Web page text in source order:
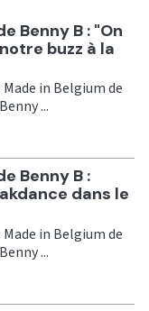
Benny B : "On
buzz à la
in Belgium de
...
Benny B :
dans le
in Belgium de
...